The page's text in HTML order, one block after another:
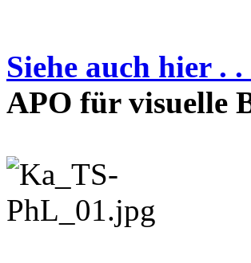
Siehe auch hier . .
APO für visuelle